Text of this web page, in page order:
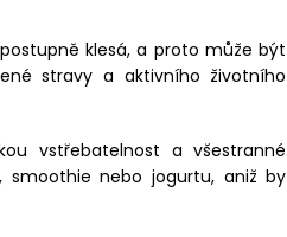
klesá, a proto může být
stravy a aktivního životního
vstřebatelnost a všestranné
nebo jogurtu, aniž by